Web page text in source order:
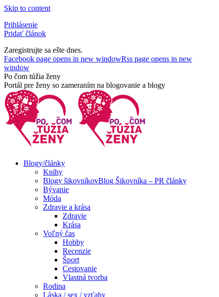
Skip to content
Prihlásenie
Pridať článok
Zaregistrujte sa ešte dnes.
Facebook page opens in new windowRss page opens in new
window
Po čom túžia ženy
Portál pre ženy so zameraním na blogovanie a blogy
Blogy/články
Knihy
Blogy šikovníkovBlog Šikovníka – PR články
Bývanie
Móda
Zdravie a krása
Zdravie
Krása
Voľný čas
Hobby
Recenzie
Šport
Cestovanie
Vlastná tvorba
Rodina
Láska / sex / vzťahy